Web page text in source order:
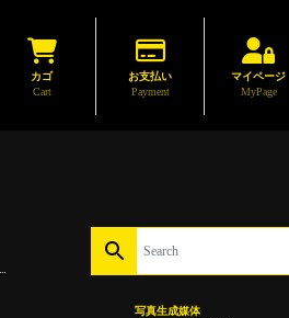
カゴ
Cart
お支払い
Payment
マイページ
MyPage
写真生成媒体